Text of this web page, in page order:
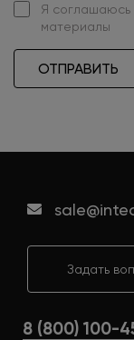
Я соглашаюсь
материалы
ОТПРАВИТЬ
Задать
8 (800) 100-